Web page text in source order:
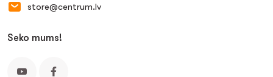
store@centrum.lv
Seko mums!